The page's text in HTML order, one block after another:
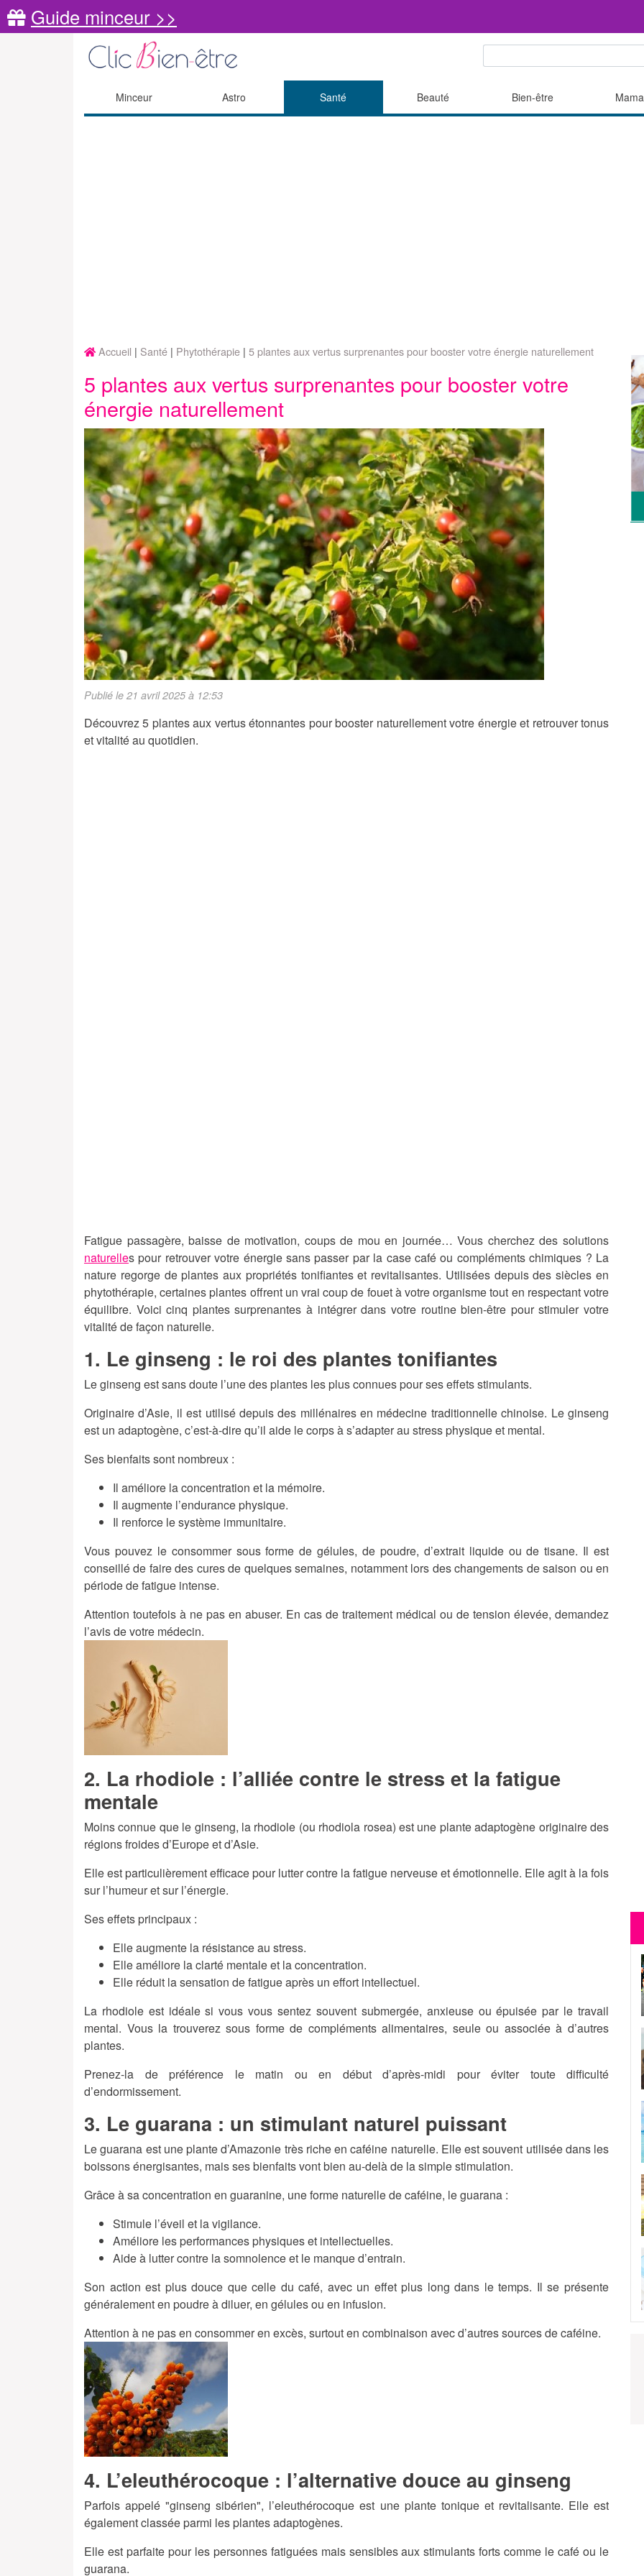
Guide minceur >>
Minceur Astro Santé Beauté Bien-être
Accueil Santé Phytothérapie 5 plantes aux vertus surprenantes pour booster votre énergie naturellement
5 plantes aux vertus surprenantes pour booster votre
énergie naturellement
Publié le 21 avril 2025 à 12:53
Découvrez 5 plantes aux vertus étonnantes pour booster naturellement votre énergie et retrouver tonus
et vitalité au quotidien.
Fatigue passagère, baisse de motivation, coups de mou en journée… Vous cherchez des solutions
naturelles pour retrouver votre énergie sans passer par la case café ou compléments chimiques ? La
nature regorge de plantes aux propriétés tonifiantes et revitalisantes. Utilisées depuis des siècles en
phytothérapie, certaines plantes offrent un vrai coup de fouet à votre organisme tout en respectant votre
équilibre. Voici cinq plantes surprenantes à intégrer dans votre routine bien-être pour stimuler votre
vitalité de façon naturelle.
1. Le ginseng : le roi des plantes tonifiantes
Le ginseng est sans doute l’une des plantes les plus connues pour ses effets stimulants.
Originaire d’Asie, il est utilisé depuis des millénaires en médecine traditionnelle chinoise. Le ginseng
est un adaptogène, c’est-à-dire qu’il aide le corps à s’adapter au stress physique et mental.
Ses bienfaits sont nombreux :
Il améliore la concentration et la mémoire.
Il augmente l’endurance physique.
Il renforce le système immunitaire.
Vous pouvez le consommer sous forme de gélules, de poudre, d’extrait liquide ou de tisane. Il est
conseillé de faire des cures de quelques semaines, notamment lors des changements de saison ou en
période de fatigue intense.
Attention toutefois à ne pas en abuser. En cas de traitement médical ou de tension élevée, demandez
l’avis de votre médecin.
2. La rhodiole : l’alliée contre le stress et la fatigue
mentale
Moins connue que le ginseng, la rhodiole (ou rhodiola rosea) est une plante adaptogène originaire des
régions froides d’Europe et d’Asie.
Elle est particulièrement efficace pour lutter contre la fatigue nerveuse et émotionnelle. Elle agit à la fois
sur l’humeur et sur l’énergie.
Ses effets principaux :
Elle augmente la résistance au stress.
Elle améliore la clarté mentale et la concentration.
Elle réduit la sensation de fatigue après un effort intellectuel.
La rhodiole est idéale si vous vous sentez souvent submergée, anxieuse ou épuisée par le travail
mental. Vous la trouverez sous forme de compléments alimentaires, seule ou associée à d’autres
plantes.
Prenez-la de préférence le matin ou en début d’après-midi pour éviter toute difficulté
d’endormissement.
3. Le guarana : un stimulant naturel puissant
Le guarana est une plante d’Amazonie très riche en caféine naturelle. Elle est souvent utilisée dans les
boissons énergisantes, mais ses bienfaits vont bien au-delà de la simple stimulation.
Grâce à sa concentration en guaranine, une forme naturelle de caféine, le guarana :
Stimule l’éveil et la vigilance.
Améliore les performances physiques et intellectuelles.
Aide à lutter contre la somnolence et le manque d’entrain.
Son action est plus douce que celle du café, avec un effet plus long dans le temps. Il se présente
généralement en poudre à diluer, en gélules ou en infusion.
Attention à ne pas en consommer en excès, surtout en combinaison avec d’autres sources de caféine.
4. L’eleuthérocoque : l’alternative douce au ginseng
Parfois appelé "ginseng sibérien", l’eleuthérocoque est une plante tonique et revitalisante. Elle est
également classée parmi les plantes adaptogènes.
Elle est parfaite pour les personnes fatiguées mais sensibles aux stimulants forts comme le café ou le
guarana.